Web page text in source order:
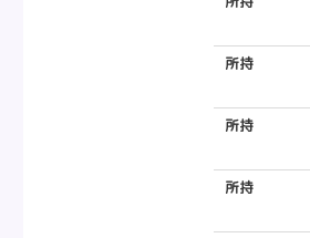
所持
所持
所持